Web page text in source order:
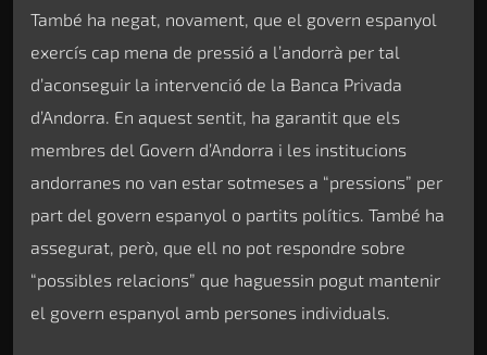
També ha negat, novament, que el govern espanyol
exercís cap mena de pressió a l’andorrà per tal
d’aconseguir la intervenció de la Banca Privada
d’Andorra. En aquest sentit, ha garantit que els
membres del Govern d’Andorra i les institucions
andorranes no van estar sotmeses a “pressions” per
part del govern espanyol o partits polítics. També ha
assegurat, però, que ell no pot respondre sobre
“possibles relacions” que haguessin pogut mantenir
el govern espanyol amb persones individuals.